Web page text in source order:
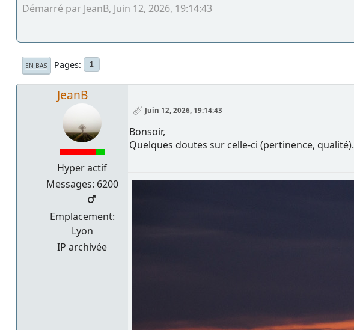
Démarré par JeanB, Juin 12, 2026, 19:14:43
EN BAS Pages 1
JeanB
Hyper actif
Messages: 6200
Emplacement:
Lyon
IP archivée
Juin 12, 2026, 19:14:43
Bonsoir,
Quelques doutes sur celle-ci (pertinence, qualité).